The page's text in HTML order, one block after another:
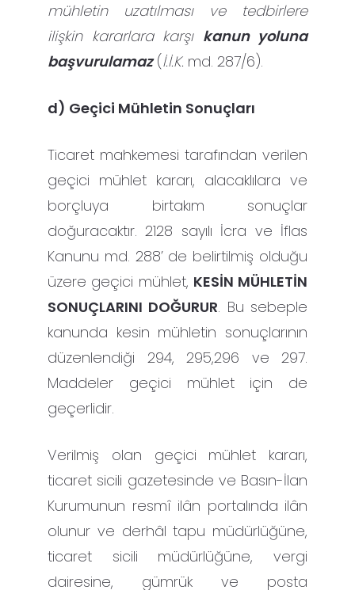
mühletin uzatılması ve tedbirlere
ilişkin kararlara karşı kanun yoluna
başvurulamaz(İ.İ.K. md. 287/6).
d) Geçici Mühletin Sonuçları
Ticaret mahkemesi tarafından verilen
geçici mühlet kararı, alacaklılara ve
borçluya birtakım sonuçlar
doğuracaktır. 2128 sayılı İcra ve İflas
Kanunu md. 288’ de belirtilmiş olduğu
üzere geçici mühlet, KESİN MÜHLETİN
SONUÇLARINI DOĞURUR. Bu sebeple
kanunda kesin mühletin sonuçlarının
düzenlendiği 294, 295,296 ve 297.
Maddeler geçici mühlet için de
geçerlidir.
Verilmiş olan geçici mühlet kararı,
ticaret sicili gazetesinde ve Basın-İlan
Kurumunun resmî ilân portalında ilân
olunur ve derhâl tapu müdürlüğüne,
ticaret sicili müdürlüğüne, vergi
dairesine, gümrük ve posta